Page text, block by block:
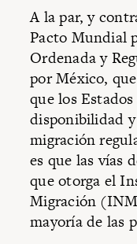
A la par, y
Pacto Mundial
Ordenada y
por México,
que los
disponibilidad
migración
es que las vías
que otorga el
Migración
mayoría de las